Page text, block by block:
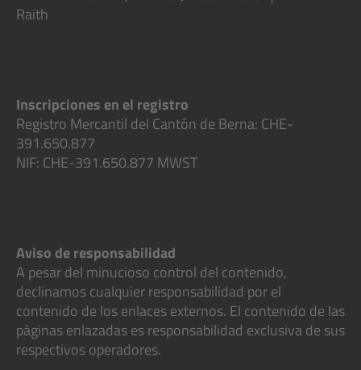
Raith
Inscripciones en el registro
Registro Mercantil del Cantón de Berna: CHE-
391.650.877
NIF: CHE-391.650.877 MWST
Aviso de responsabilidad
A pesar del minucioso control del contenido,
declinamos cualquier responsabilidad por el
contenido de los enlaces externos. El contenido de las
páginas enlazadas es responsabilidad exclusiva de sus
respectivos operadores.